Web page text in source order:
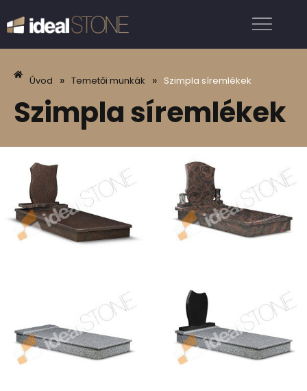
Úvod » Temetői munkák » Szimpla síremlékek
Szimpla síremlékek